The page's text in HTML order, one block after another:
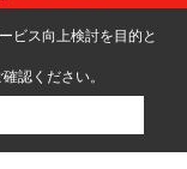
ビス向上検討を目的と
認ください。